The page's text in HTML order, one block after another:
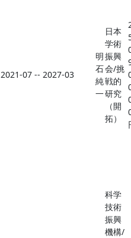
2021-07 -- 2027-03
明
石
純
一
日本
学術
振興
会/挑
戦的
研究
（開
拓）
科学
技術
振興
機構/